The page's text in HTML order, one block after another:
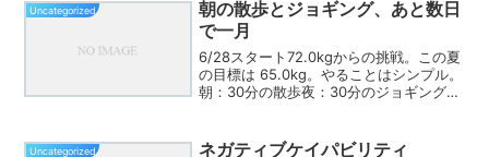
に立っているわけではない。拍手も...
Uncategorized
朝の散歩とジョギング、あと数日
で一月
6/28スタート72.0kgからの挑戦。この夏
の目標は 65.0kg。やることはシンプル。
朝：30分の散歩夜：30分のジョギング
けた。・間食も減らした。だけど――な
Uncategorized ネガティブケイパビリティ